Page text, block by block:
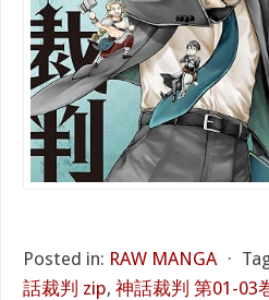
Posted in: RAW MANGA ⋅
話裁判 zip, 神話裁判 第01-03